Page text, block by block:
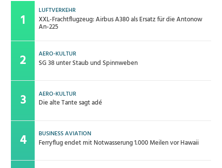
LUFTVERKEHR
XXL-Frachtflugzeug: Airbus A380 als Ersatz für die Antonow
An-225
AERO-KULTUR
SG 38 unter Staub und Spinnweben
AERO-KULTUR
Die alte Tante sagt adé
BUSINESS AVIATION
Ferryflug endet mit Notwasserung 1.000 Meilen vor Hawaii